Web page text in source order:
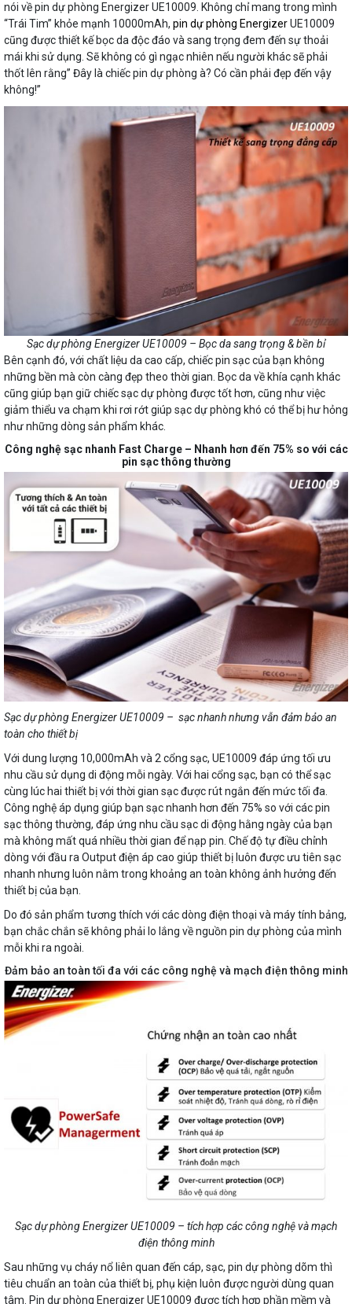
nói về pin dự phòng Energizer UE10009. Không chỉ mang trong mình
“Trái Tim” khỏe mạnh 10000mAh, pin dự phòng EnergizerUE10009
cũng được thiết kế bọc da độc đáo và sang trọng đem đến sự thoải
mái khi sử dụng. Sẽ không có gì ngạc nhiên nếu người khác sẽ phải
thốt lên rằng” Đây là chiếc pin dự phòng à? Có cần phải đẹp đến vậy
không!”
Sạc dự phòng Energizer UE10009 – Bọc da sang trọng & bền bỉ
Bên cạnh đó, với chất liệu da cao cấp, chiếc pin sạc của bạn không
những bền mà còn càng đẹp theo thời gian. Bọc da về khía cạnh khác
cũng giúp bạn giữ chiếc sạc dự phòng được tốt hơn, cũng như việc
giảm thiểu va chạm khi rơi rớt giúp sạc dự phòng khó có thể bị hư hỏng
như những dòng sản phẩm khác.
Công nghệ sạc nhanh Fast Charge – Nhanh hơn đến 75% so với các
pin sạc thông thường
Sạc dự phòng Energizer UE10009 – sạc nhanh nhưng vẫn đảm bảo an
toàn cho thiết bị
Với dung lượng 10,000mAh và 2 cổng sạc, UE10009 đáp ứng tối ưu
nhu cầu sử dụng di động mỗi ngày. Với hai cổng sạc, bạn có thể sạc
cùng lúc hai thiết bị với thời gian sạc được rút ngắn đến mức tối đa.
Công nghệ áp dụng giúp bạn sạc nhanh hơn đến 75% so với các pin
sạc thông thường, đáp ứng nhu cầu sạc di động hằng ngày của bạn
mà không mất quá nhiều thời gian để nạp pin. Chế độ tự điều chỉnh
dòng với đầu ra Output điện áp cao giúp thiết bị luôn được ưu tiên sạc
nhanh nhưng luôn nằm trong khoảng an toàn không ảnh hưởng đến
thiết bị của bạn.
Do đó sản phẩm tương thích với các dòng điện thoại và máy tính bảng,
bạn chắc chắn sẽ không phải lo lắng về nguồn pin dự phòng của mình
mỗi khi ra ngoài.
Đảm bảo an toàn tối đa với các công nghệ và mạch điện thông minh
Sạc dự phòng Energizer UE10009 – tích hợp các công nghệ và mạch
điện thông minh
Sau những vụ cháy nổ liên quan đến cáp, sạc, pin dự phòng dõm thì
tiêu chuẩn an toàn của thiết bị, phụ kiện luôn được người dùng quan
tâm. Pin dự phòng Energizer UE10009 được tích hợp phần mềm và